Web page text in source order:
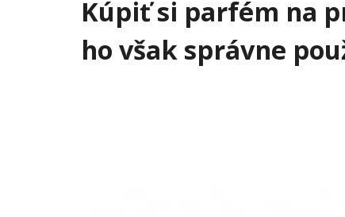
Kúpiť si parfém na
ho však správne